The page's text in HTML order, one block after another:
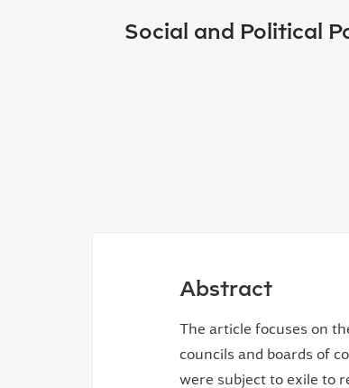
Social and Political
Abstract
The article focuses on
councils and boards of
were subject to exile to